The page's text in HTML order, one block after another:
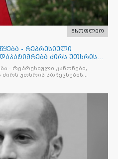
მსოფლიო
- რეპრესიული
ძირს უთხრის
- რეპრესიული კანონები,
უთხრის არჩევნების